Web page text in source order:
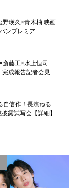
野瑛久×青木柚 映画
ンプレミア
斎藤工×水上恒司
完成報告記者会見
自信作！長濱ねる
露試写会【詳細】
ライフ